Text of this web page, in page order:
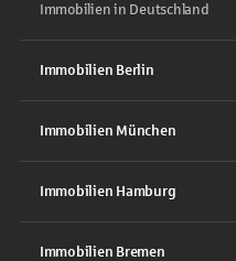
Immobilien in Deutschland
Immobilien Berlin
Immobilien München
Immobilien Hamburg
Immobilien Bremen